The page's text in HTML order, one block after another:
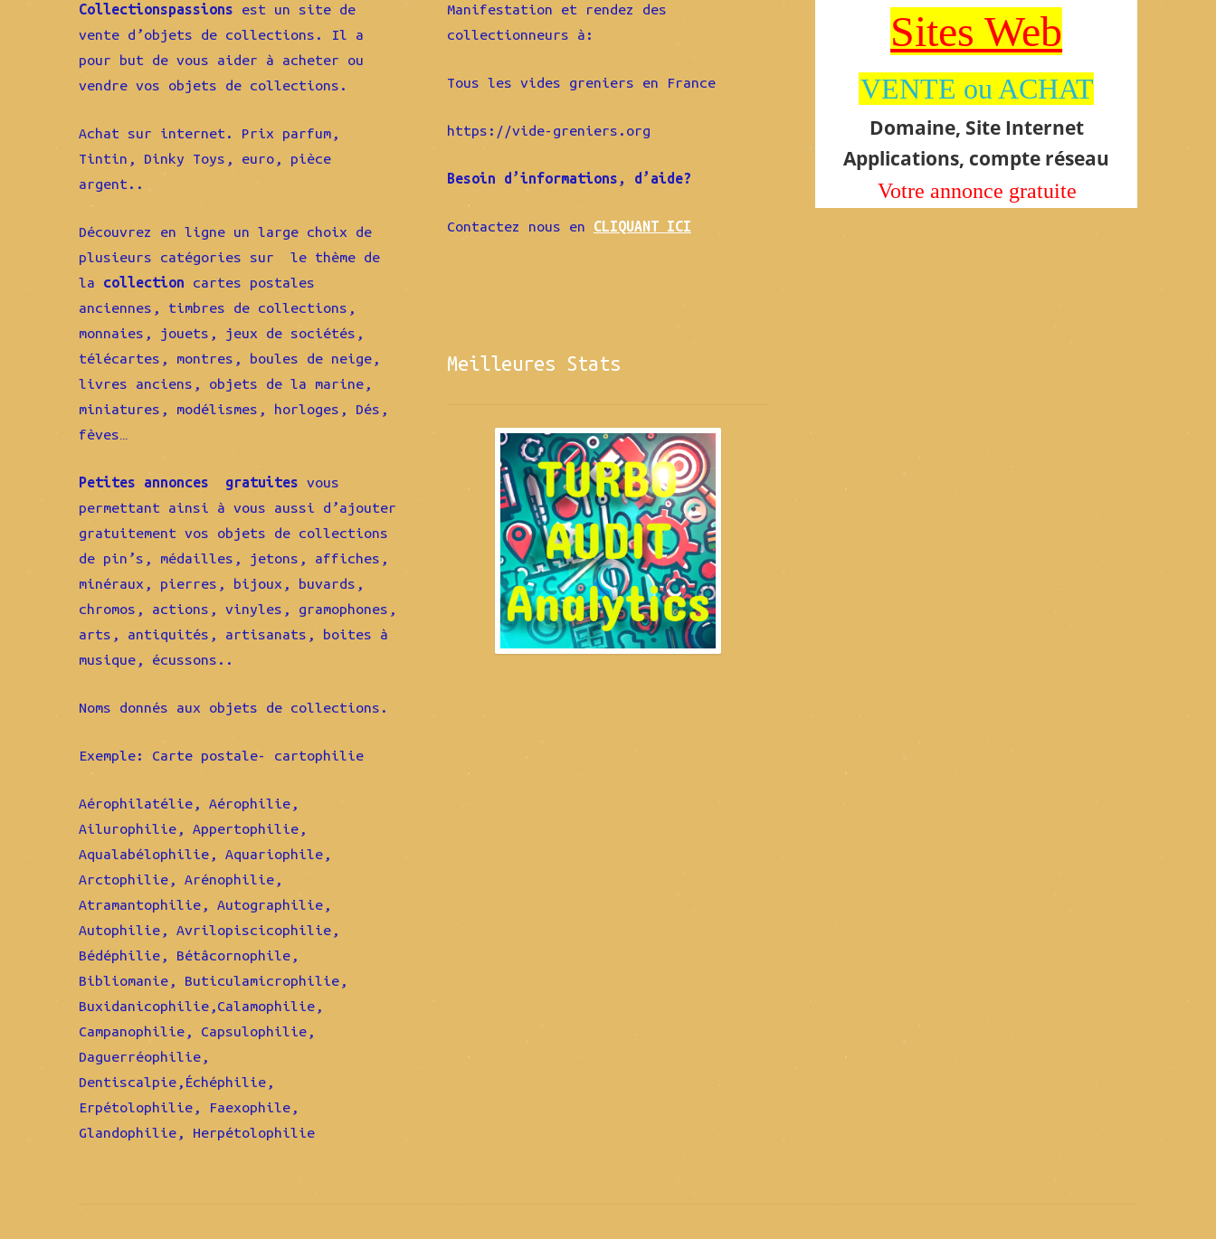
Collectionspassions est un site de
vente d’objets de collections. Il a
pour but de vous aider à acheter ou
vendre vos objets de collections.
Achat sur internet. Prix parfum,
Tintin, Dinky Toys, euro, pièce
argent..
Découvrez en ligne un large choix de
plusieurs catégories sur le thème de
la collection cartes postales
anciennes, timbres de collections,
monnaies, jouets, jeux de sociétés,
télécartes, montres, boules de neige,
livres anciens, objets de la marine,
miniatures, modélismes, horloges, Dés,
fèves…
Petites annonces gratuites vous
permettant ainsi à vous aussi d’ajouter
gratuitement vos objets de collections
de pin’s, médailles, jetons, affiches,
minéraux, pierres, bijoux, buvards,
chromos, actions, vinyles, gramophones,
arts, antiquités, artisanats, boites à
musique, écussons..
Noms donnés aux objets de collections.
Exemple: Carte postale- cartophilie
Aérophilatélie, Aérophilie,
Ailurophilie, Appertophilie,
Aqualabélophilie, Aquariophile,
Arctophilie, Arénophilie,
Atramantophilie, Autographilie,
Autophilie, Avrilopiscicophilie,
Bédéphilie, Bétâcornophile,
Bibliomanie, Buticulamicrophilie,
Buxidanicophilie,Calamophilie,
Campanophilie, Capsulophilie,
Daguerréophilie,
Dentiscalpie,Échéphilie,
Erpétolophilie, Faexophile,
Glandophilie, Herpétolophilie
Manifestation et rendez des
collectionneurs à:
Tous les vides greniers en France
https://vide-greniers.org
Besoin d’informations, d’aide?
Contactez nous en CLIQUANT ICI
Meilleures Stats
Sites Web
VENTE ou ACHAT
Domaine, Site Internet
Applications, compte réseau
Votre annonce gratuite